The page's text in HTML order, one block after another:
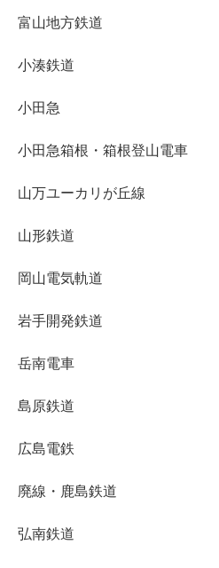
富山地方鉄道
小湊鉄道
小田急
小田急箱根・箱根登山電車
山万ユーカリが丘線
山形鉄道
岡山電気軌道
岩手開発鉄道
岳南電車
島原鉄道
広島電鉄
廃線・鹿島鉄道
弘南鉄道